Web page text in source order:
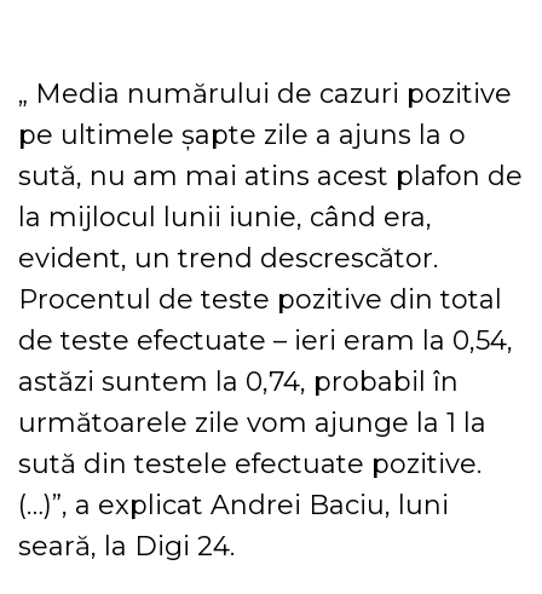
„ Media numărului de cazuri pozitive
pe ultimele şapte zile a ajuns la o
sută, nu am mai atins acest plafon de
la mijlocul lunii iunie, când era,
evident, un trend descrescător.
Procentul de teste pozitive din total
de teste efectuate – ieri eram la 0,54,
astăzi suntem la 0,74, probabil în
următoarele zile vom ajunge la 1 la
sută din testele efectuate pozitive.
(…)”, a explicat Andrei Baciu, luni
seară, la Digi 24.